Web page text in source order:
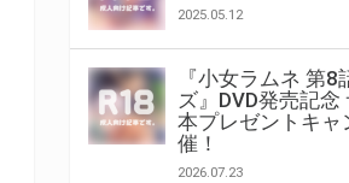
2025.05.12
『小女ラムネ 第
ズ』DVD発売記念
本プレゼントキャ
催！
2026.07.23